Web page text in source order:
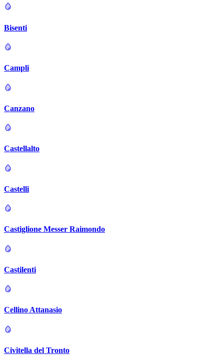
Bisenti
Campli
Canzano
Castellalto
Castelli
Castiglione Messer Raimondo
Castilenti
Cellino Attanasio
Civitella del Tronto